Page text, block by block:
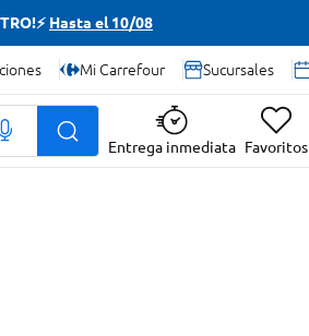
Hasta el 10/08
Mi Carrefour Sucursales
Entrega inmediata Favoritos